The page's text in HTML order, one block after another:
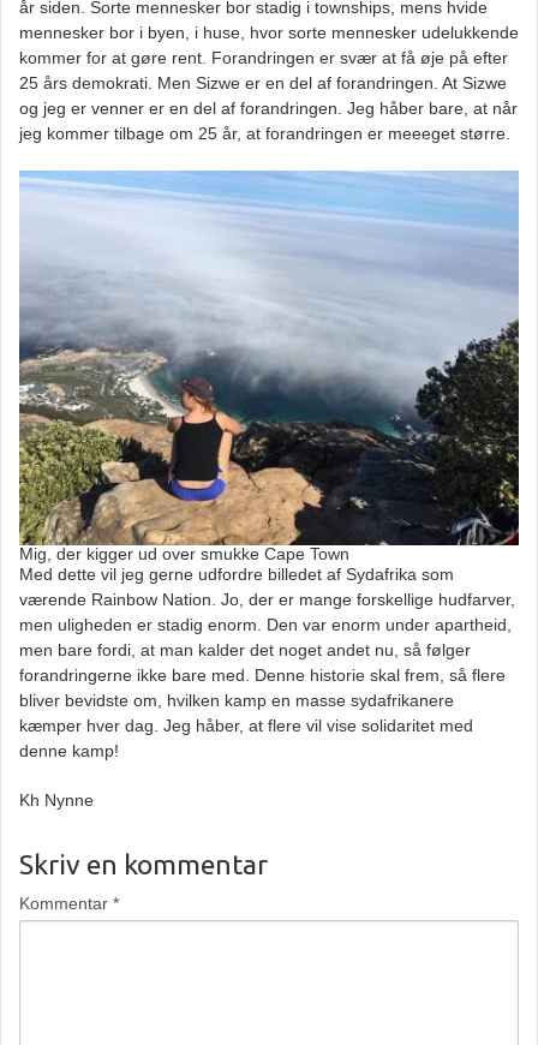
år siden. Sorte mennesker bor stadig i townships, mens hvide
mennesker bor i byen, i huse, hvor sorte mennesker udelukkende
kommer for at gøre rent. Forandringen er svær at få øje på efter
25 års demokrati. Men Sizwe er en del af forandringen. At Sizwe
og jeg er venner er en del af forandringen. Jeg håber bare, at når
jeg kommer tilbage om 25 år, at forandringen er meeeget større.
Mig, der kigger ud over smukke Cape Town
Med dette vil jeg gerne udfordre billedet af Sydafrika som
værende Rainbow Nation. Jo, der er mange forskellige hudfarver,
men uligheden er stadig enorm. Den var enorm under apartheid,
men bare fordi, at man kalder det noget andet nu, så følger
forandringerne ikke bare med. Denne historie skal frem, så flere
bliver bevidste om, hvilken kamp en masse sydafrikanere
kæmper hver dag. Jeg håber, at flere vil vise solidaritet med
denne kamp!
Kh Nynne
Skriv en kommentar
Kommentar *